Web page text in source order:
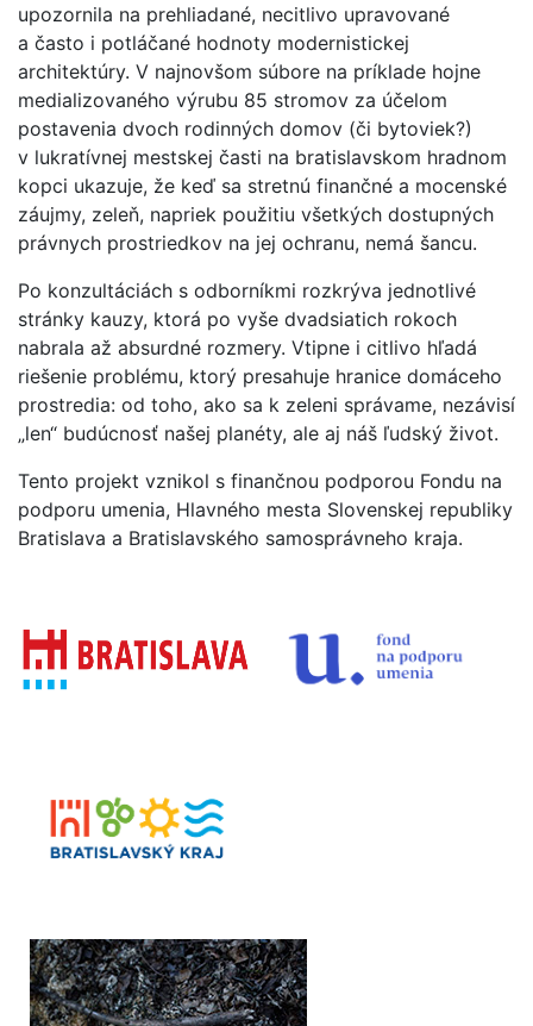
upozornila na prehliadané, necitlivo upravované
a často i potláčané hodnoty modernistickej
architektúry. V najnovšom súbore na príklade hojne
medializovaného výrubu 85 stromov za účelom
postavenia dvoch rodinných domov (či bytoviek?)
v lukratívnej mestskej časti na bratislavskom hradnom
kopci ukazuje, že keď sa stretnú finančné a mocenské
záujmy, zeleň, napriek použitiu všetkých dostupných
právnych prostriedkov na jej ochranu, nemá šancu.
Po konzultáciách s odborníkmi rozkrýva jednotlivé
stránky kauzy, ktorá po vyše dvadsiatich rokoch
nabrala až absurdné rozmery. Vtipne i citlivo hľadá
riešenie problému, ktorý presahuje hranice domáceho
prostredia: od toho, ako sa k zeleni správame, nezávisí
„len“ budúcnosť našej planéty, ale aj náš ľudský život.
Tento projekt vznikol s finančnou podporou Fondu na
podporu umenia, Hlavného mesta Slovenskej republiky
Bratislava a Bratislavského samosprávneho kraja.